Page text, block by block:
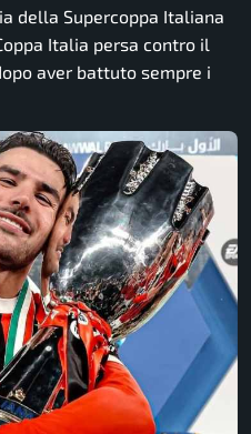
della Supercoppa Italiana
Italia persa contro il
aver battuto sempre i